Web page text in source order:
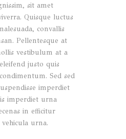
sit amet
Quisque luctus
convallis
Pellentesque at
vestibulum at a
justo quis
Sed sed
imperdiet
imperdiet urna
in efficitur
urna.